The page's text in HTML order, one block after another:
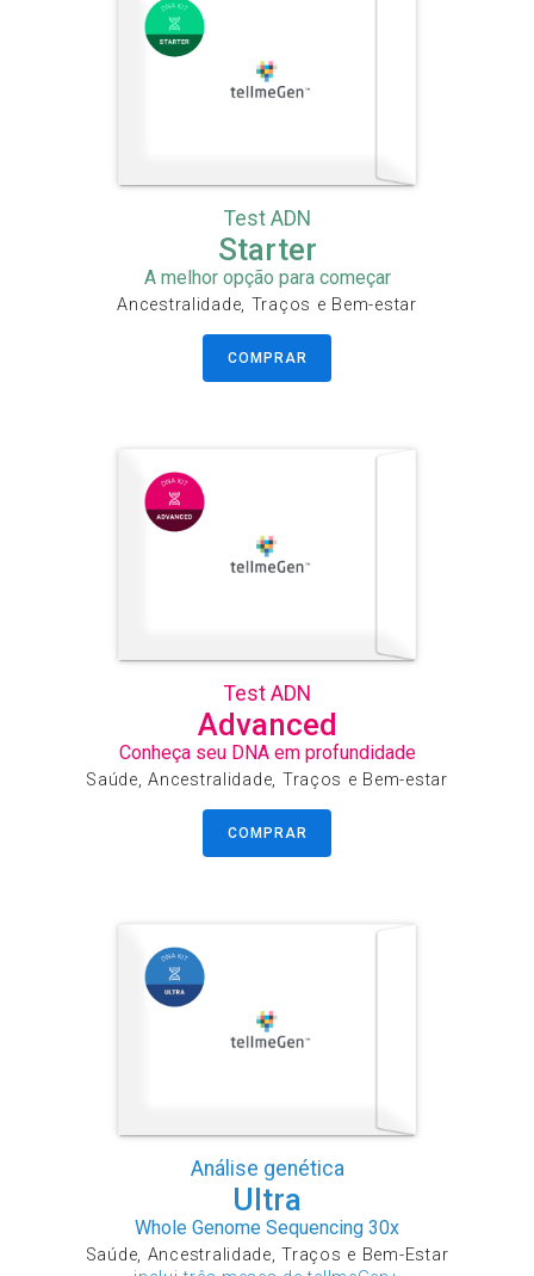
Test ADN
Starter
A melhor opção para começar
Ancestralidade, Traços e Bem-estar
COMPRAR
Test ADN
Advanced
Conheça seu DNA em profundidade
Saúde, Ancestralidade, Traços e Bem-estar
COMPRAR
Análise genética
Ultra
Whole Genome Sequencing 30x
Saúde, Ancestralidade, Traços e Bem-Estar